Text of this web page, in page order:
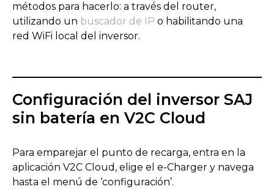
métodos para hacerlo: a través del router,
utilizando un buscador de IP o habilitando una
red WiFi local del inversor.
Configuración del inversor SAJ
sin batería en V2C Cloud
Para emparejar el punto de recarga, entra en la
aplicación V2C Cloud, elige el e-Charger y navega
hasta el menú de ‘configuración’.